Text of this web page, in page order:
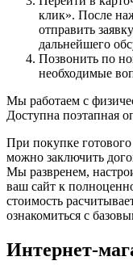
клик». После
отправить
дальнейшего
Позвонить по
необходимые
Мы работаем с
Доступна поэтапная
При покупке
можно заключить
Мы развренем,
ваш сайт к
стоимость
ознакомиться с
Интернет-